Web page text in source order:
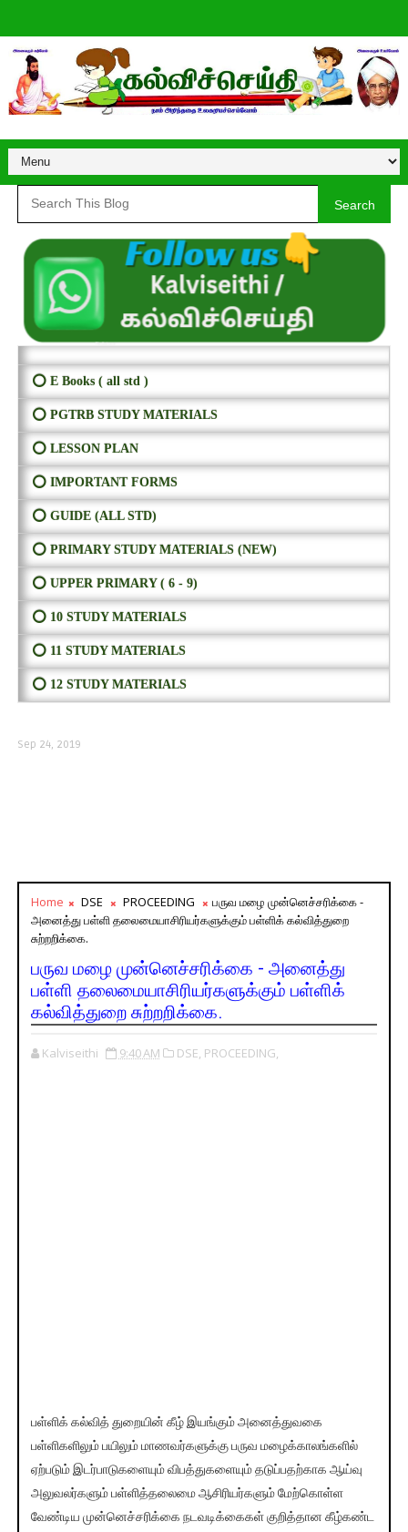
Search
⭕ E Books ( all std )
⭕ PGTRB STUDY MATERIALS
⭕ LESSON PLAN
⭕ IMPORTANT FORMS
⭕ GUIDE (ALL STD)
⭕ PRIMARY STUDY MATERIALS (NEW)
⭕ UPPER PRIMARY ( 6 - 9)
⭕ 10 STUDY MATERIALS
⭕ 11 STUDY MATERIALS
⭕ 12 STUDY MATERIALS
Sep 24, 2019
Home DSE PROCEEDING
பருவ மழை முன்னெச்சரிக்கை -
அனைத்து பள்ளி தலைமையாசிரியர்களுக்கும் பள்ளிக் கல்வித்துறை
சுற்றறிக்கை.
பருவ மழை முன்னெச்சரிக்கை - அனைத்து
பள்ளி தலைமையாசிரியர்களுக்கும் பள்ளிக்
கல்வித்துறை சுற்றறிக்கை.
Kalviseithi 9:40 AM DSE, PROCEEDING,
பள்ளிக் கல்வித் துறையின் கீழ் இயங்கும் அனைத்துவகை
பள்ளிகளிலும் பயிலும் மாணவர்களுக்கு பருவ மழைக்காலங்களில்
ஏற்படும் இடர்பாடுகளையும் விபத்துகளையும் தடுப்பதற்காக ஆய்வு
அலுவலர்களும் பள்ளித்தலைமை ஆசிரியர்களும் மேற்கொள்ள
வேண்டிய முன்னெச்சரிக்கை நடவடிக்கைகள் குறித்தான கீழ்கண்ட